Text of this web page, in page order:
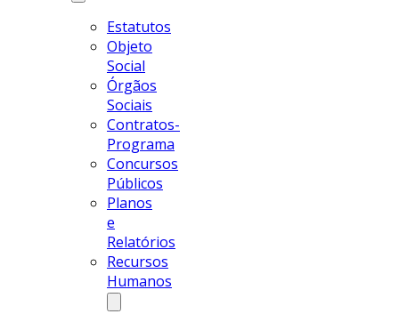
Estatutos
Objeto
Social
Órgãos
Sociais
Contratos-
Programa
Concursos
Públicos
Planos
e
Relatórios
Recursos
Humanos